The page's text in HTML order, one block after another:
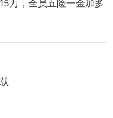
万，全员五险一金加多